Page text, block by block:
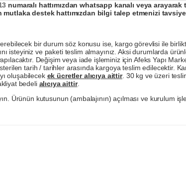
numaralı hattımızdan whatsapp kanalı veya
destek hattımızdan bilgi talep etmenizi
bir durum söz konusu ise, kargo görevlisi ile
isteyiniz ve paketi teslim almayınız. Aksi durumlarda
Değişim veya iade işleminiz için Afeks Yapı
tarih / tarihler arasında kargoya teslim edilecektir.
oluşabilecek ek ücretler alıcıya aittir. 30 kg ve üzeri
bedeli alıcıya aittir.
Ürünün kutusunun (ambalajının) açılması ve kurulum